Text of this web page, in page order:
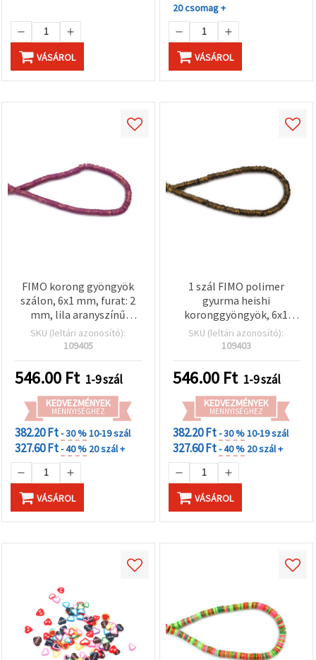
Fogadja
el
mindet
VÁSÁROL
20 csomag +
VÁSÁROL
FIMO korong gyöngyök
szálon, 6x1 mm, furat: 2
mm, lila aranyszínű
pigmenttel, kb. 350 db
SKU (leltári azonosító):
109405
546.00 Ft 1-9 szál
KEDVEZMÉNYEK
MENNYISÉGHEZ
382.20 Ft- 30 %10-19 szál
327.60 Ft- 40 % 20 szál +
VÁSÁROL
1 szál FIMO polimer
gyurma heishi
koronggyöngyök, 6x1
mm, furat 2 mm, fekete
aranyszínű pigmenttel,
SKU (leltári azonosító):
109403
546.00 Ft 1-9 szál
KEDVEZMÉNYEK
MENNYISÉGHEZ
382.20 Ft- 30 %10-19 szál
327.60 Ft- 40 % 20 szál +
VÁSÁROL